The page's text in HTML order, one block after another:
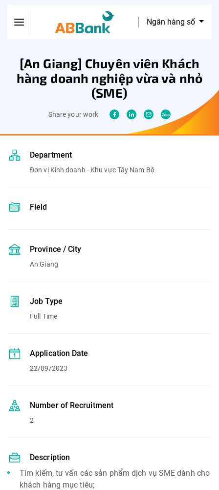
Ngân hàng số
[An Giang] Chuyên viên Khách
hàng doanh nghiệp vừa và nhỏ
(SME)
Share your work
Department
Đơn vị Kinh doanh - Khu vực Tây Nam Bộ
Field
Province / City
An Giang
Job Type
Full Time
Application Date
22/09/2023
Number of Recruitment
2
Description
Tìm kiếm, tư vấn các sản phẩm dịch vụ SME dành cho
khách hàng mục tiêu;